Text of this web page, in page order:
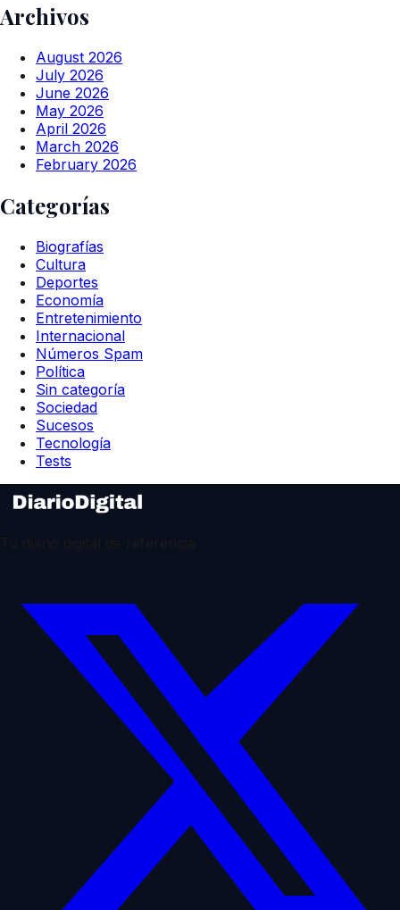
Archivos
August 2026
July 2026
June 2026
May 2026
April 2026
March 2026
February 2026
Categorías
Biografías
Cultura
Deportes
Economía
Entretenimiento
Internacional
Números Spam
Política
Sin categoría
Sociedad
Sucesos
Tecnología
Tests